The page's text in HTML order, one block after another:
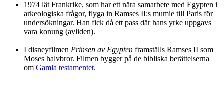
1974 lät Frankrike, som har ett nära samarbete med Egypten i
arkeologiska frågor, flyga in Ramses II:s mumie till Paris för
undersökningar. Han fick då ett pass där hans yrke uppgavs
vara konung (avliden).
I disneyfilmen Prinsen av Egypten framställs Ramses II som
Moses halvbror. Filmen bygger på de bibliska berättelserna
om Gamla testamentet.